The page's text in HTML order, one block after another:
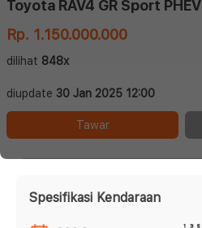
Toyota RAV4 GR Sport PHEV
Rp. 1.150.000.000
dilihat 848x
diupdate 30 Jan 2025 12:00
Tawar
Spesifikasi Kendaraan